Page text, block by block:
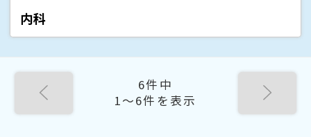
内科
6件中
1〜6件を表示